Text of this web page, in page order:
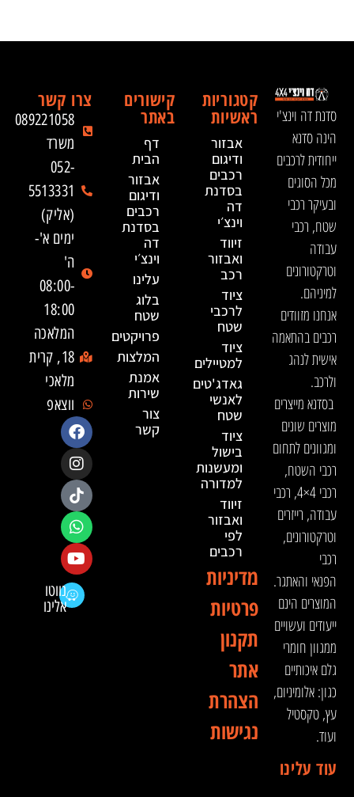
סדנת דה וינצ'י
הינה סדנא
ייחודית לרכבים
מכל הסוגים
ובעיקר רכבי
שטח, רכבי
עבודה
וטרקטורונים
למיניהם.
אנחנו מזוודים
רכבים בהתאמה
אישית לנהג
ולרכב.
בסדנא מייצרים
מוצרים שונים
ומגוונים לתחום
רכבי השטח,
רכבי 4×4, רכבי
עבודה, רייזרים
וטרקטורונים,
רכבי
הפנאי והאתגר.
המוצרים הינם
ייעודים ועשויים
ממגוון חומרי
גלם איכותיים
כגון: אלומיניום,
עץ, טקסטיל
ועוד.
עוד עלינו
קטגוריות
ראשיות
אבזור
ודיגום
רכבים
בסדנת
דה
וינצ׳י
זיווד
ואבזור
רכב
ציוד
לרכבי
שטח
ציוד
למטיילים
גאדג'טים
לאנשי
שטח
ציוד
בישול
ומעשנות
למדורה
זיווד
ואבזור
לפי
רכבים
מדיניות
פרטיות
תקנון
אתר
הצהרת
נגישות
קישורים
באתר
דף
הבית
אבזור
ודיגום
רכבים
בסדנת
דה
וינצ׳י
עלינו
בלוג
שטח
פרויקטים
המלצות
אמנת
שירות
צור
קשר
צרו קשר
089221058
משרד
052-
5513331
(אליק)
ימים א'-
ה'
08:00-
18:00
המלאכה
18, קרית
מלאכי
ווצאפ
נווטו
אלינו